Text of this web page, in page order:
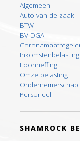
Algemeen
Auto van de zaak
BTW
BV-DGA
Inkomstenbelasting
Loonheffing
Omzetbelasting
Ondernemerschap
Personeel
SHAMROCK